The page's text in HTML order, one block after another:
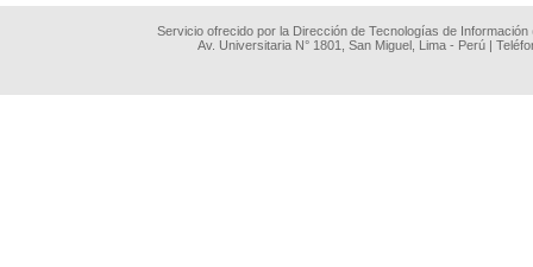
Servicio ofrecido por la Dirección de Tecnologías de
Av. Universitaria N° 1801, San Miguel, Lima - Perú |